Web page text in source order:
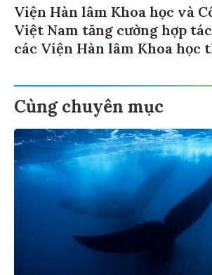
Viện Hàn lâm Khoa học và
Việt Nam tăng cường hợp
các Viện Hàn lâm Khoa học
Cùng chuyên mục